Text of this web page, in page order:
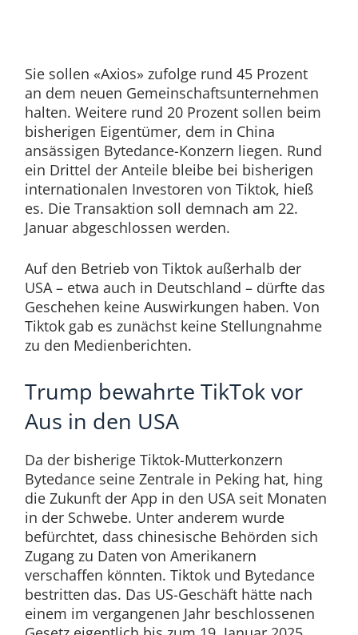
Sie sollen «Axios» zufolge rund 45 Prozent
an dem neuen Gemeinschaftsunternehmen
halten. Weitere rund 20 Prozent sollen beim
bisherigen Eigentümer, dem in China
ansässigen Bytedance-Konzern liegen. Rund
ein Drittel der Anteile bleibe bei bisherigen
internationalen Investoren von Tiktok, hieß
es. Die Transaktion soll demnach am 22.
Januar abgeschlossen werden.
Auf den Betrieb von Tiktok außerhalb der
USA – etwa auch in Deutschland – dürfte das
Geschehen keine Auswirkungen haben. Von
Tiktok gab es zunächst keine Stellungnahme
zu den Medienberichten.
Trump bewahrte TikTok vor
Aus in den USA
Da der bisherige Tiktok-Mutterkonzern
Bytedance seine Zentrale in Peking hat, hing
die Zukunft der App in den USA seit Monaten
in der Schwebe. Unter anderem wurde
befürchtet, dass chinesische Behörden sich
Zugang zu Daten von Amerikanern
verschaffen könnten. Tiktok und Bytedance
bestritten das. Das US-Geschäft hätte nach
einem im vergangenen Jahr beschlossenen